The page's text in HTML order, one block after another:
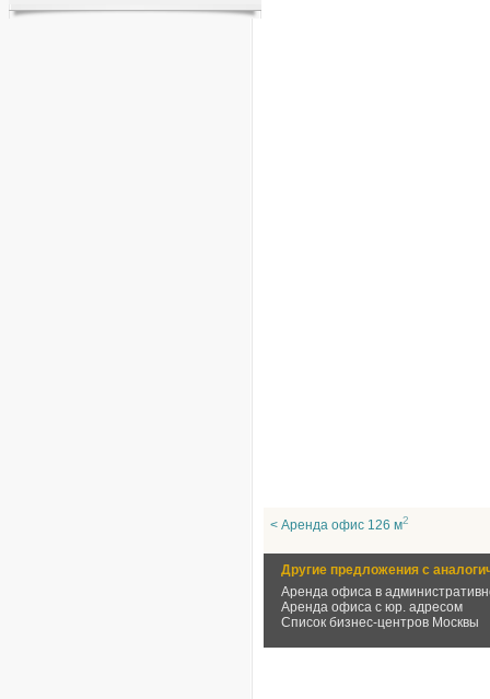
< Аренда офис 126 м2
Другие предложения с
Аренда офиса в
Аренда офиса с юр. адресом
Список бизнес-центров Москвы